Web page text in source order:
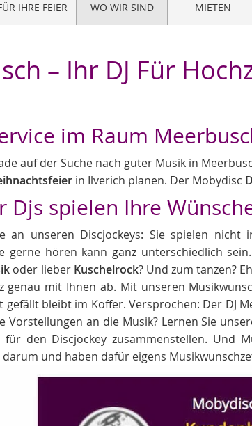
IHRE FEIER WO WIR SIND MIETEN
– Ihr DJ Für
im Raum
auf der Suche nach guter Musik in
in Ilverich planen. Der Mobydisc
Djs spielen Ihre
an unseren Discjockeys: Sie spielen
gerne hören kann ganz unterschiedlich
oder lieber Kuschelrock? Und zum tanzen?
genau mit Ihnen ab. Mit unseren
gefällt bleibt im Koffer. Versprochen: Der DJ
Vorstellungen an die Musik? Lernen Sie
für den Discjockey zusammenstellen. Und
und haben dafür eigens